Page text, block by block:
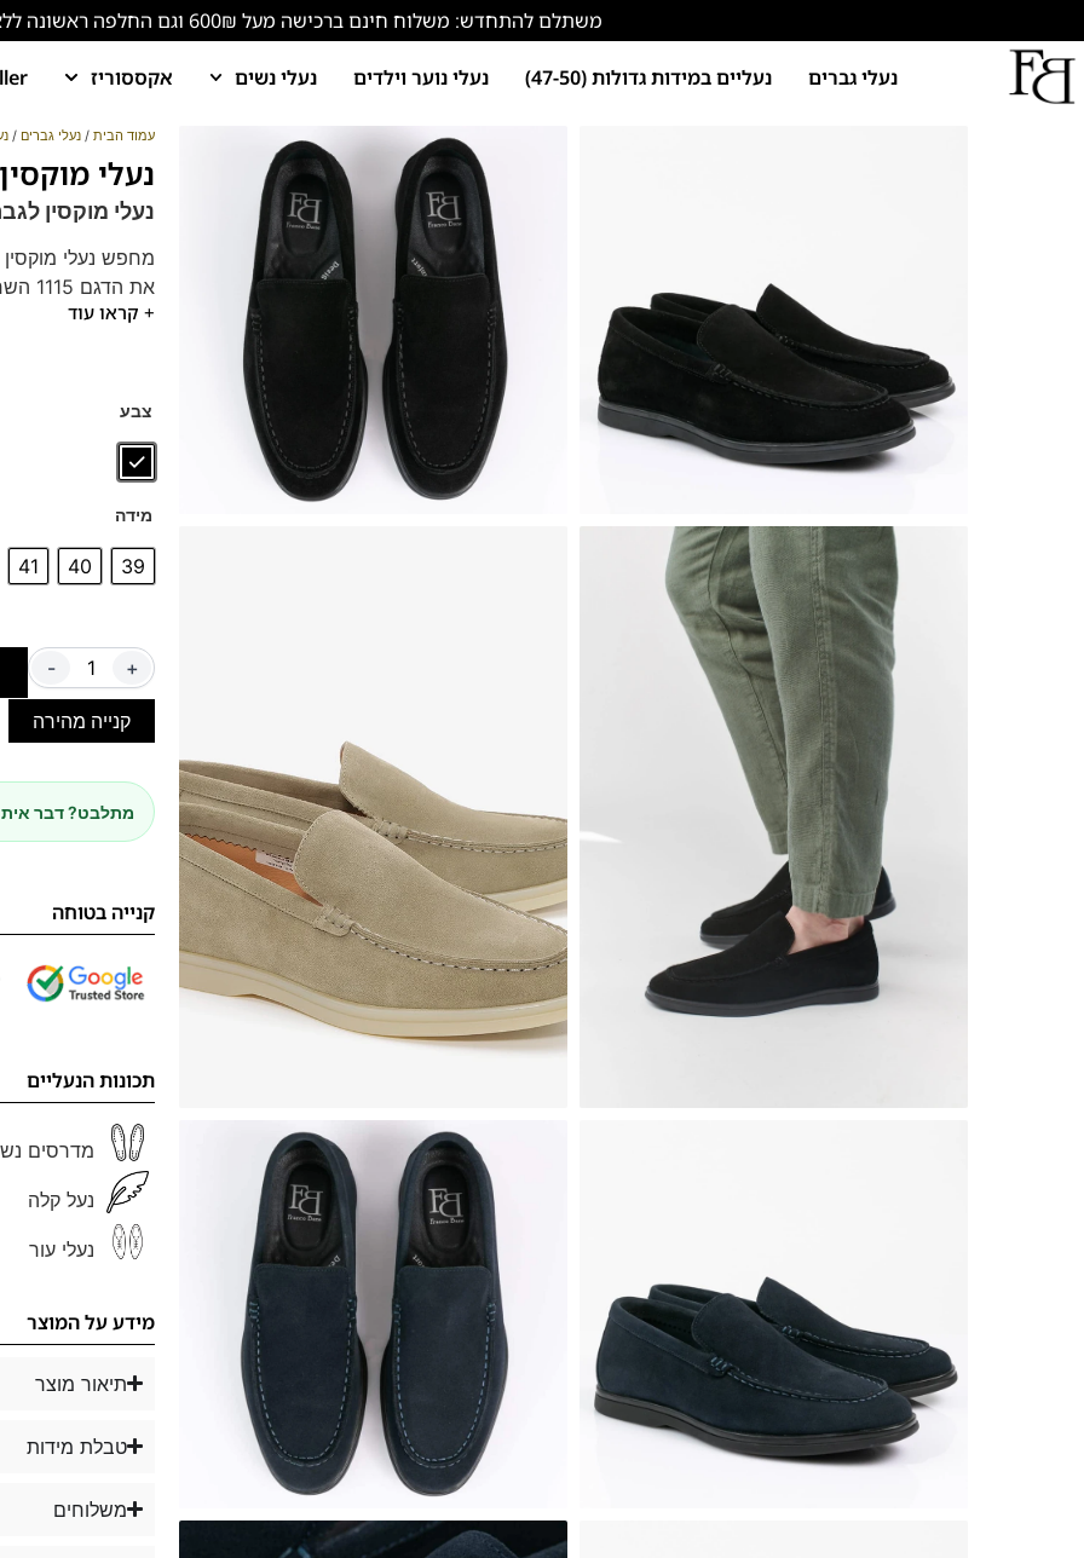
משתלם להתחדש: משלוח חינם ברכישה מעל 600₪ וגם החלפה ראשונה ללא עלות!
נעלי גברים נעליים במידות גדולות (47-50) נעלי נוער וילדים נעלי נשים אקססוריז
עמוד הבית / נעלי גברים /
נעלי מוקסין
נעלי מוקסין לגברים 1115 שחור – סטייל
מחפש נעלי
סוליה רכה
+ קראו עוד
צבע
מידה
39
40
41
- +
קנייה מהירה
מתלבט? דבר
קנייה בטוחה
תכונות הנעליים
מדרסים
נעל קלה
נעלי עור
מידע על המוצר
תיאור מוצר
טבלת מידות
משלוחים